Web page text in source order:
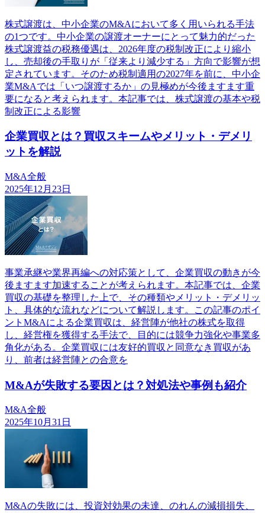
株式譲渡は、中小企業のM&Aにおいて多く用いられる手法
の1つです。中小企業の譲渡オーナーにとって魅力的だった
株式譲渡益の税務優遇は、2026年度の税制改正により縮小
し、売却後の手取りが「従来より減少する」方向で影響が想
定されています。そのため税制適用の2027年を前に、中小企
業M&Aでは「いつ譲渡するか」の見極めが今後ますます重
要になると考えられます。本記事では、株式譲渡の基本や税
制改正による影響
企業買収とは？買収スキームやメリット・デメリ
ットを解説
M&A全般
2025年12月23日
事業承継や業界再編への対応策として、企業買収の動きが今
後ますます加速することが考えられます。本記事では、企業
買収の基礎を整理した上で、その種類やメリット・デメリッ
ト、具体的な流れなどについて解説します。この記事のポイ
ントM&Aによる企業買収は、経営陣が他社の株式を取得
し、経営権を獲得する手法で、目的には競争力強化や事業多
角化がある。企業買収には友好的買収と同意なき買収があ
り、前者は経営陣との合意を
M&Aが失敗する要因とは？対処法や事例も紹介
M&A全般
2025年10月31日
M&Aの失敗には、投資対効果の未達、のれんの減損損失、